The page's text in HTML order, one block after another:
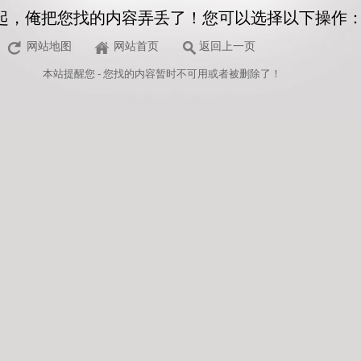
，俺把您找的内容弄丢了！您可以选择以下操作
网站地图 网站首页 返回上一页
本站提醒您 - 您找的内容暂时不可用或者被删除了！